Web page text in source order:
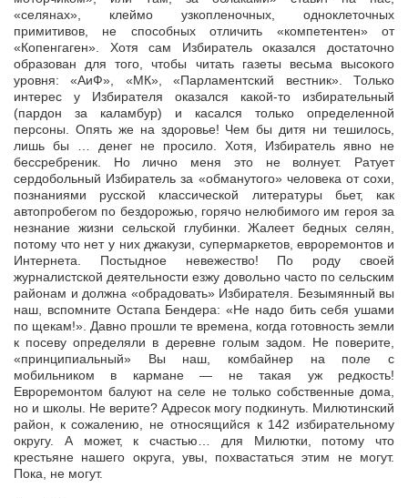
«селянах», клеймо узкопленочных, одноклеточных
примитивов, не способных отличить «компетентен» от
«Копенгаген». Хотя сам Избиратель оказался достаточно
образован для того, чтобы читать газеты весьма высокого
уровня: «АиФ», «МК», «Парламентский вестник». Только
интерес у Избирателя оказался какой-то избирательный
(пардон за каламбур) и касался только определенной
персоны. Опять же на здоровье! Чем бы дитя ни тешилось,
лишь бы … денег не просило. Хотя, Избиратель явно не
бессребреник. Но лично меня это не волнует. Ратует
сердобольный Избиратель за «обманутого» человека от сохи,
познаниями русской классической литературы бьет, как
автопробегом по бездорожью, горячо нелюбимого им героя за
незнание жизни сельской глубинки. Жалеет бедных селян,
потому что нет у них джакузи, супермаркетов, евроремонтов и
Интернета. Постыдное невежество! По роду своей
журналистской деятельности езжу довольно часто по сельским
районам и должна «обрадовать» Избирателя. Безымянный вы
наш, вспомните Остапа Бендера: «Не надо бить себя ушами
по щекам!». Давно прошли те времена, когда готовность земли
к посеву определяли в деревне голым задом. Не поверите,
«принципиальный» Вы наш, комбайнер на поле с
мобильником в кармане — не такая уж редкость!
Евроремонтом балуют на селе не только собственные дома,
но и школы. Не верите? Адресок могу подкинуть. Милютинский
район, к сожалению, не относящийся к 142 избирательному
округу. А может, к счастью… для Милютки, потому что
крестьяне нашего округа, увы, похвастаться этим не могут.
Пока, не могут.